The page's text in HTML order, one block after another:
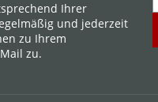
Ihrer
und jederzeit
zu Ihrem
zu.